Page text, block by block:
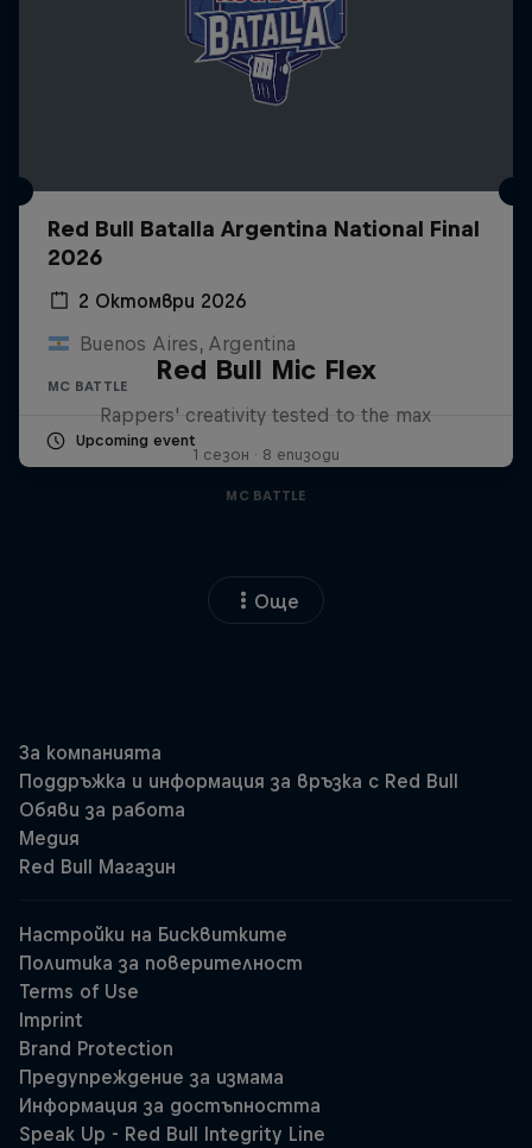
Red Bull Batalla Argentina National Final
2026
2 Октомври 2026
Buenos Aires, Argentina
MC BATTLE
Upcoming event
Red Bull Mic Flex
Rappers' creativity tested to the max
1 сезон · 8 епизоди
MC BATTLE
Още